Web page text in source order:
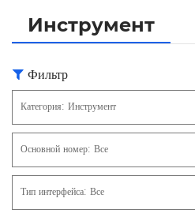
Инструмент
Фильтр
Категория: Инструмент
Основной номер: Все
Тип интерфейса: Все